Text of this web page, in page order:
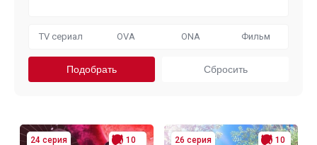
TV сериал OVA ONA Фильм
24 серия
10
26 серия
10